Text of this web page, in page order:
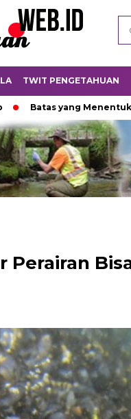
TWIT PENGETAHUAN
yang Menentukan Nasib
Perairan